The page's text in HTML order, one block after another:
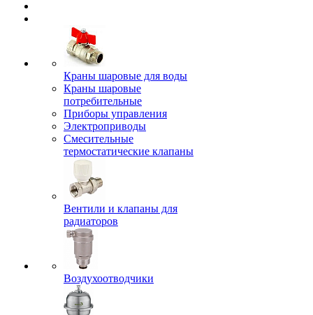
Краны шаровые для воды
Краны шаровые
потребительные
Приборы управления
Электроприводы
Смесительные
термостатические клапаны
Вентили и клапаны для
радиаторов
Воздухоотводчики